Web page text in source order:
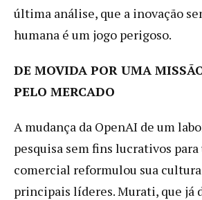
última análise, que a inovação
humana é um jogo perigoso.
DE MOVIDA POR UMA
PELO MERCADO
A mudança da OpenAI de um
pesquisa sem fins lucrativos
comercial reformulou sua
principais líderes. Murati, que já